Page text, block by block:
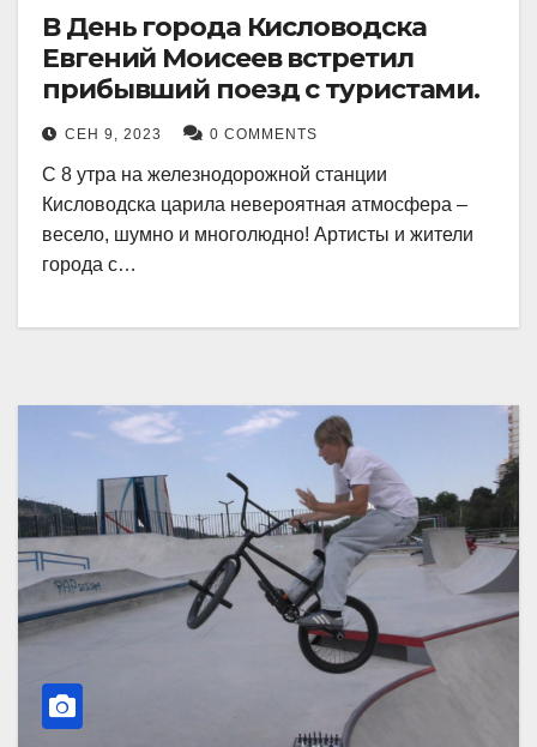
В День города Кисловодска
Евгений Моисеев встретил
прибывший поезд с туристами.
СЕН 9, 2023 0 COMMENTS
С 8 утра на железнодорожной станции
Кисловодска царила невероятная атмосфера –
весело, шумно и многолюдно! Артисты и жители
города с…